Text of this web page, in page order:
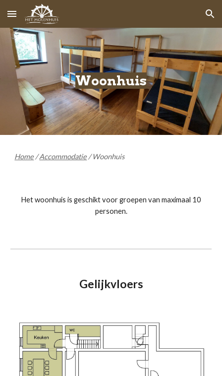
Skip to main content Skip to navigation
Woonhuis
Home/Accommodatie/Woonhuis
Het woonhuis is geschikt voor groepen van maximaal 10
personen.
Gelijkvloers